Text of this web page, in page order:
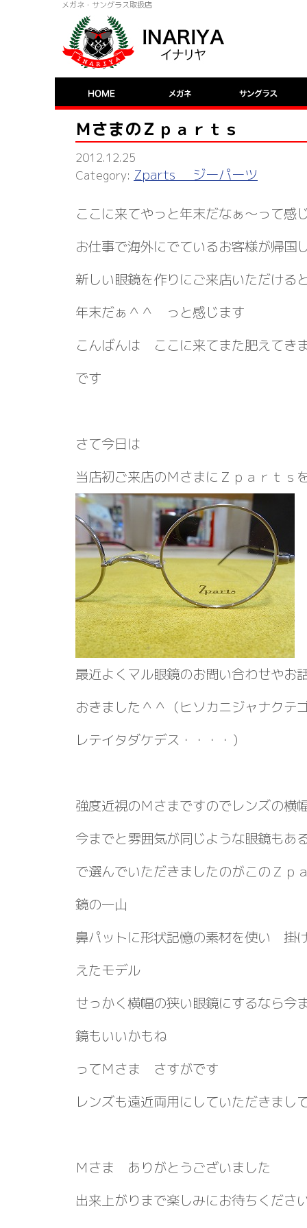
メガネ・サングラス取扱店
ＭさまのＺｐａｒｔｓ
2012.12.25
Zparts ジーパーツ
ここに来てやっと年末だなぁ～って感
お仕事で海外にでているお客様が帰
新しい眼鏡を作りにご来店いただける
年末だぁ＾＾ っと感じます
こんばんは ここに来てまた肥えて
です
さて今日は
当店初ご来店のＭさまにＺｐａｒｔｓ
最近よくマル眼鏡のお問い合わせやお
おきました＾＾（ヒソカニジャナクテ
レテイタダケデス・・・・）
強度近視のＭさまですのでレンズの横
今までと雰囲気が同じような眼鏡もあ
で選んでいただきましたのがこのＺ
鏡の一山
鼻パットに形状記憶の素材を使い 掛
えたモデル
せっかく横幅の狭い眼鏡にするなら今
鏡もいいかもね
ってＭさま さすがです
レンズも遠近両用にしていただきまし
Ｍさま ありがとうございました
出来上がりまで楽しみにお待ちくださ